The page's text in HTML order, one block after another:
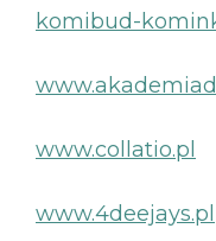
komibud-
www.collatio.pl
www.4deejays.pl